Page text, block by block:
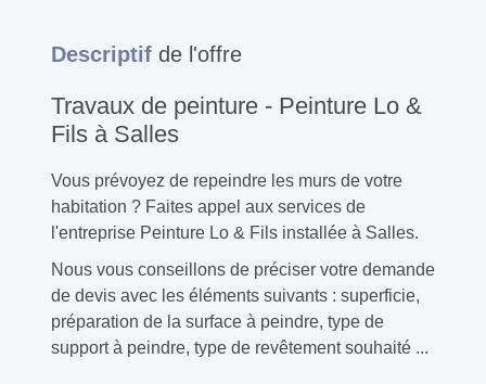
Descriptif de l'offre
Travaux de peinture - Peinture Lo &
Fils à Salles
Vous prévoyez de repeindre les murs de votre
habitation ? Faites appel aux services de
l'entreprise Peinture Lo & Fils installée à Salles.
Nous vous conseillons de préciser votre demande
de devis avec les éléments suivants : superficie,
préparation de la surface à peindre, type de
support à peindre, type de revêtement souhaité ...